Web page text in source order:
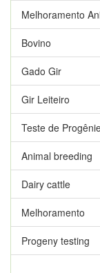
Melhoramento
Bovino
Gado Gir
Gir Leiteiro
Teste de
Animal breeding
Dairy cattle
Melhoramento
Progeny testing